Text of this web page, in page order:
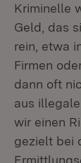
Kriminelle
Geld, das
rein, etwa
Firmen
dann oft
aus
wir einen
gezielt bei